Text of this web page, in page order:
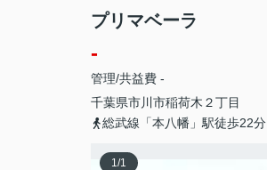
プリマベーラ
-
管理/共益費 -
千葉県市川市稲荷木 ２丁目
総武線「本八幡」駅徒歩22分
1/1